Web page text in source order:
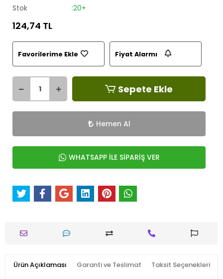
Stok
:20+
124,74 TL
Favorilerime Ekle Fiyat Alarmı
Sepete Ekle
Hemen Al
WHATSAPP İLE SİPARİŞ VER
Ürün Açıklaması Garanti ve Teslimat Taksit Seçenekleri